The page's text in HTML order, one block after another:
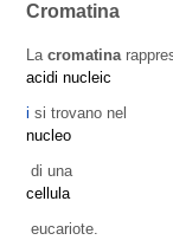
Cromatina
La cromatina
acidi nucleic
i si trovano nel
nucleo
di una
cellula
eucariote.